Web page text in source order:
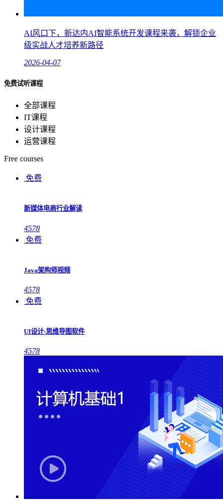
AI风口下，新达内AI智能系统开发课程来袭，解锁企业
级实战人才培养新路径
2026-04-07
免费试听课程
全部课程
IT课程
设计课程
运营课程
Free courses
免费
新媒体电商行业解读
4578
免费
Java架构师视频
4578
免费
UI设计-思维导图软件
4578